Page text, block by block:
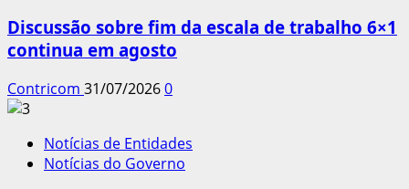
Discussão sobre fim da escala de trabalho 6×1
continua em agosto
Contricom 31/07/20260
Notícias de Entidades
Notícias do Governo